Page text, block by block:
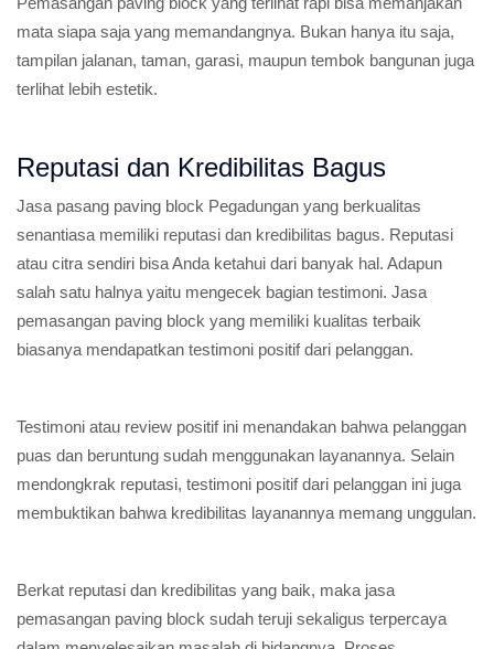
mata siapa saja yang memandangnya. Bukan hanya itu saja,
tampilan jalanan, taman, garasi, maupun tembok bangunan juga
terlihat lebih estetik.
Reputasi dan Kredibilitas Bagus
Jasa pasang paving block Pegadungan yang berkualitas
senantiasa memiliki reputasi dan kredibilitas bagus. Reputasi
atau citra sendiri bisa Anda ketahui dari banyak hal. Adapun
salah satu halnya yaitu mengecek bagian testimoni. Jasa
pemasangan paving block yang memiliki kualitas terbaik
biasanya mendapatkan testimoni positif dari pelanggan.
Testimoni atau review positif ini menandakan bahwa pelanggan
puas dan beruntung sudah menggunakan layanannya. Selain
mendongkrak reputasi, testimoni positif dari pelanggan ini juga
membuktikan bahwa kredibilitas layanannya memang unggulan.
Berkat reputasi dan kredibilitas yang baik, maka jasa
pemasangan paving block sudah teruji sekaligus terpercaya